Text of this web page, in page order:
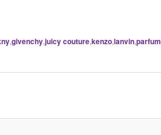
,givenchy,juicy couture,kenzo,lanvin,parfum